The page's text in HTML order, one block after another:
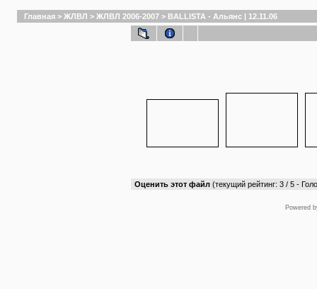
Главная > ЖЛВЛ > ЖЛВЛ 2006-2007 > BALLISTA - Альянс | 12.11.06
Оценить этот файл (текущий рейтинг: 3 / 5 -
Powered